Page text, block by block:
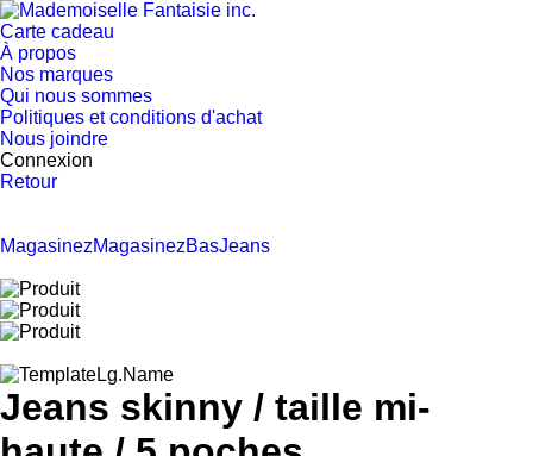
Carte cadeau
À propos
Nos marques
Qui nous sommes
Politiques et conditions d'achat
Nous joindre
Connexion
Retour
MagasinezMagasinezBasJeans
Jeans skinny / taille mi-